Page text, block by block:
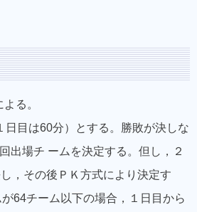
る。
日目は60分）とする。勝敗が決しな
出場チ ームを決定する。但し，２
，その後ＰＫ方式により決定す
64チーム以下の場合，１日目から